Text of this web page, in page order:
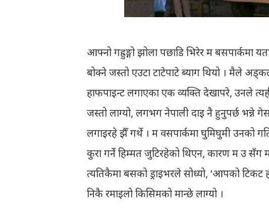
आफ्नो गह्रुङ्गो झोला पछाडि भिरेर म बसपार्कमा
बोक्ने जस्तो एउटा टाटेपाटे ब्याग थियो । मैले
हाफपाइन्ट लगाएका एक व्यक्ति देखापरे, उनले
जस्तो लाग्यो, लगभग नेपाली दाइ नै हुनुपर्छ भन्ने
लगाइरहे झैँ गर्थे । म वसपार्कमा घुमिघुमी उनको
कुरा गर्ने हिम्मत जुटिरहेको थिएन, कारण म उ सँग
त्यतिकैमा बसको ड्राइभरले सोध्यो, ‘आपको टिकट
निकै रमाइलो किसिमको मान्छे लाग्यो ।